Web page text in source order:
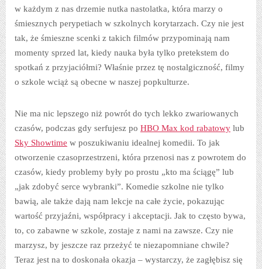
w każdym z nas drzemie nutka nastolatka, która marzy o
śmiesznych perypetiach w szkolnych korytarzach. Czy nie jest
tak, że śmieszne scenki z takich filmów przypominają nam
momenty sprzed lat, kiedy nauka była tylko pretekstem do
spotkań z przyjaciółmi? Właśnie przez tę nostalgiczność, filmy
o szkole wciąż są obecne w naszej popkulturze.
Nie ma nic lepszego niż powrót do tych lekko zwariowanych
czasów, podczas gdy serfujesz po HBO Max kod rabatowy lub
Sky Showtime w poszukiwaniu idealnej komedii. To jak
otworzenie czasoprzestrzeni, która przenosi nas z powrotem do
czasów, kiedy problemy były po prostu „kto ma ściągę” lub
„jak zdobyć serce wybranki”. Komedie szkolne nie tylko
bawią, ale także dają nam lekcje na całe życie, pokazując
wartość przyjaźni, współpracy i akceptacji. Jak to często bywa,
to, co zabawne w szkole, zostaje z nami na zawsze. Czy nie
marzysz, by jeszcze raz przeżyć te niezapomniane chwile?
Teraz jest na to doskonała okazja – wystarczy, że zagłębisz się